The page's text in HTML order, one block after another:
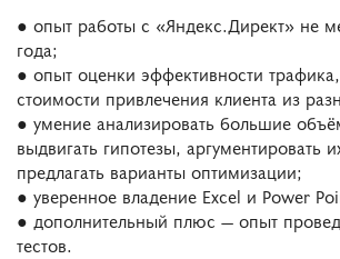
● опыт работы с «Яндекс.Директ» не
года;
● опыт оценки эффективности
стоимости привлечения клиента из
● умение анализировать большие
выдвигать гипотезы, аргументировать
предлагать варианты оптимизации;
● уверенное владение Excel и Power
● дополнительный плюс — опыт
тестов.